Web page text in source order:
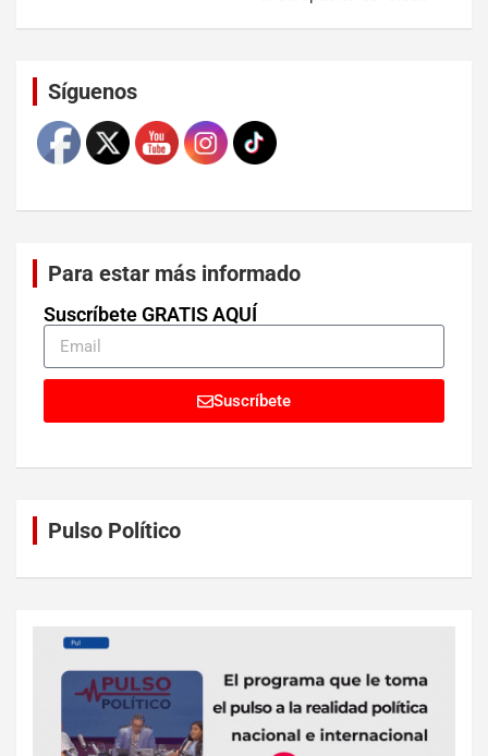
Síguenos
Para estar más informado
Suscríbete GRATIS AQUÍ
Suscríbete
Pulso Político